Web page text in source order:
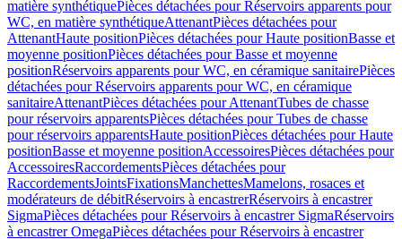
matière synthétiquePièces détachées pour Réservoirs apparents pour
WC, en matière synthétiqueAttenantPièces détachées pour
AttenantHaute positionPièces détachées pour Haute positionBasse et
moyenne positionPièces détachées pour Basse et moyenne
positionRéservoirs apparents pour WC, en céramique sanitairePièces
détachées pour Réservoirs apparents pour WC, en céramique
sanitaireAttenantPièces détachées pour AttenantTubes de chasse
pour réservoirs apparentsPièces détachées pour Tubes de chasse
pour réservoirs apparentsHaute positionPièces détachées pour Haute
positionBasse et moyenne positionAccessoiresPièces détachées pour
AccessoiresRaccordementsPièces détachées pour
RaccordementsJointsFixationsManchettesMamelons, rosaces et
modérateurs de débitRéservoirs à encastrerRéservoirs à encastrer
SigmaPièces détachées pour Réservoirs à encastrer SigmaRéservoirs
à encastrer OmegaPièces détachées pour Réservoirs à encastrer